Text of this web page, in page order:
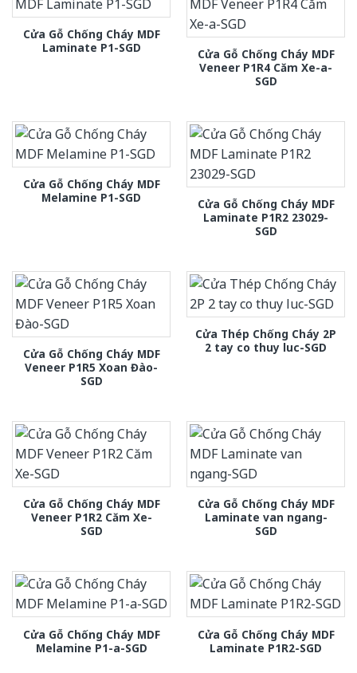
Cửa Gỗ Chống Cháy MDF
Laminate P1-SGD
Cửa Gỗ Chống Cháy MDF
Veneer P1R4 Căm Xe-a-
SGD
Cửa Gỗ Chống Cháy MDF
Melamine P1-SGD
Cửa Gỗ Chống Cháy MDF
Laminate P1R2 23029-
SGD
Cửa Gỗ Chống Cháy MDF
Veneer P1R5 Xoan Đào-
SGD
Cửa Thép Chống Cháy 2P
2 tay co thuy luc-SGD
Cửa Gỗ Chống Cháy MDF
Veneer P1R2 Căm Xe-
SGD
Cửa Gỗ Chống Cháy MDF
Laminate van ngang-
SGD
Cửa Gỗ Chống Cháy MDF
Melamine P1-a-SGD
Cửa Gỗ Chống Cháy MDF
Laminate P1R2-SGD